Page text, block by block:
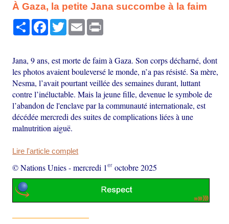
À Gaza, la petite Jana succombe à la faim
PartagerFacebook
TwitterEmail
Jana, 9 ans, est morte de faim à Gaza. Son corps décharné, dont
les photos avaient bouleversé le monde, n’a pas résisté. Sa mère,
Nesma, l’avait pourtant veillée des semaines durant, luttant
contre l’inéluctable. Mais la jeune fille, devenue le symbole de
l’abandon de l'enclave par la communauté internationale, est
décédée mercredi des suites de complications liées à une
malnutrition aiguë.
Lire l'article complet
© Nations Unies-mercredi 1er octobre 2025